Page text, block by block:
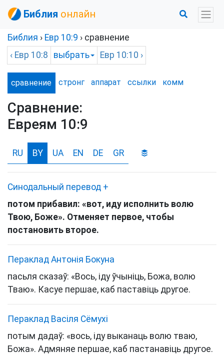
Библия онлайн
Библия › Евр 10:9 › сравнение
‹ Евр 10:8 выбрать Евр 10:10 ›
сравнение стронг аппарат ссылки комм
Сравнение:
Евреям 10:9
RU BY UA EN DE GR
Синодальный перевод +
потом прибавил: «вот, иду исполнить волю
Твою, Боже». Отменяет первое, чтобы
постановить второе.
Пераклад Антонія Бокуна
пасьля сказаў: «Вось, іду ўчыніць, Божа, волю
Тваю». Касуе першае, каб паставіць другое.
Пераклад Васіля Сёмухі
потым дадаў: «вось, іду выканаць волю тваю,
Божа». Адмяняе першае, каб пастанавіць другое.